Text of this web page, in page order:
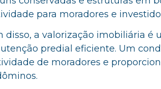
para moradores e
disso, a valorização imobiliária é
predial eficiente. Um
de moradores e